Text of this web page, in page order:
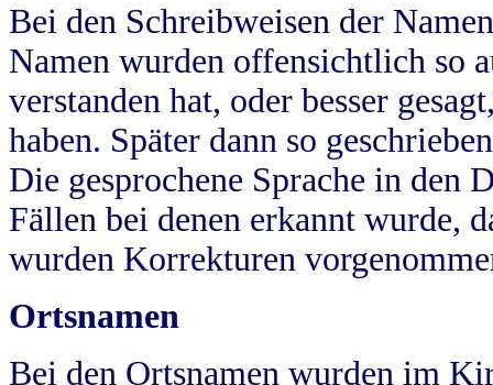
Bei den Schreibweisen der
Namen wurden offensichtlich so
verstanden hat, oder besser
haben. Später dann so
Die gesprochene Sprache in
Fällen bei denen erkannt wurde,
wurden Korrekturen
Ortsnamen
Bei den Ortsnamen wurden im